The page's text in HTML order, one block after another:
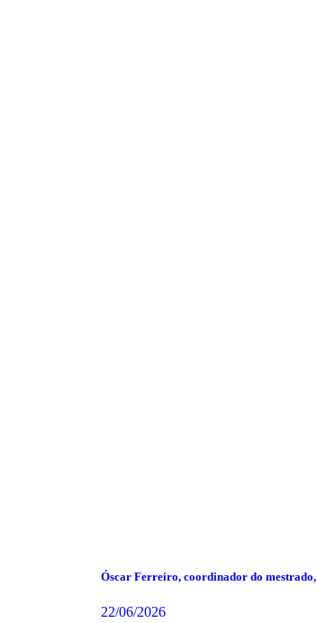
Óscar Ferreiro, coordinador do
22/06/2026